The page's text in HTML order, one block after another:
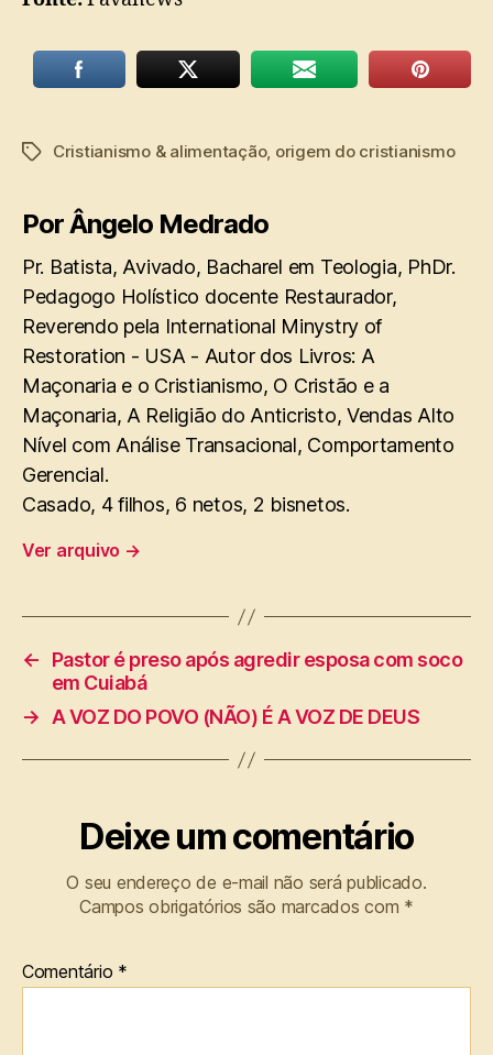
TagsCristianismo & alimentação, origem do cristianismo
Por Ângelo Medrado
Pr. Batista, Avivado, Bacharel em Teologia, PhDr.
Pedagogo Holístico docente Restaurador,
Reverendo pela International Minystry of
Restoration - USA - Autor dos Livros: A
Maçonaria e o Cristianismo, O Cristão e a
Maçonaria, A Religião do Anticristo, Vendas Alto
Nível com Análise Transacional, Comportamento
Gerencial.
Casado, 4 filhos, 6 netos, 2 bisnetos.
Ver arquivo →
←
Pastor é preso após agredir esposa com soco
em Cuiabá
→
A VOZ DO POVO (NÃO) É A VOZ DE DEUS
Deixe um comentário
O seu endereço de e-mail não será publicado.
Campos obrigatórios são marcados com *
Comentário *